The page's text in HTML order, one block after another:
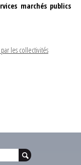
marchés publics
les collectivités